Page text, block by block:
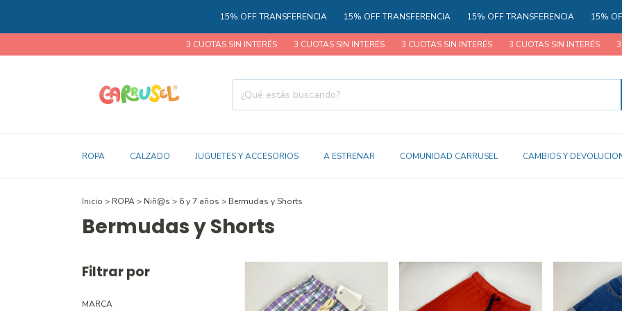
15% OFF TRANSFERENCIA 15% OFF TRANSFERENCIA 15% OFF TRANSFERENCIA 15% OFF
3 CUOTAS SIN INTERÉS 3 CUOTAS SIN INTERÉS 3 CUOTAS SIN INTERÉS 3 CUOTAS SIN INTERÉS 3 CUOTAS SIN
ROPA CALZADO JUGUETES Y ACCESORIOS A ESTRENAR COMUNIDAD CARRUSEL CAMBIOS Y
Inicio > ROPA> Niñ@s > 6 y 7 años > Bermudas y Shorts
Bermudas y Shorts
Filtrar por
MARCA